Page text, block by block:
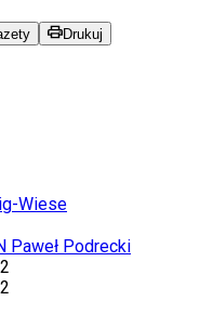
Drukuj
Wiese
Paweł Podrecki